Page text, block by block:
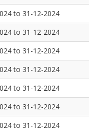
to 31-12-2024
to 31-12-2024
to 31-12-2024
to 31-12-2024
to 31-12-2024
to 31-12-2024
to 31-12-2024